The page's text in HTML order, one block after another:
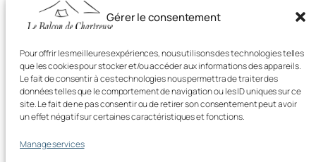
Gérer le consentement
Pour offrir les meilleures expériences, nous utilisons des technologies telles
que les cookies pour stocker et/ou accéder aux informations des appareils.
Le fait de consentir à ces technologies nous permettra de traiter des
données telles que le comportement de navigation ou les ID uniques sur ce
site. Le fait de ne pas consentir ou de retirer son consentement peut avoir
un effet négatif sur certaines caractéristiques et fonctions.
Manage services
Mélisse Mobile Home
24 m² / 2 bedrooms / 3 people / Terrace
From €58 / night